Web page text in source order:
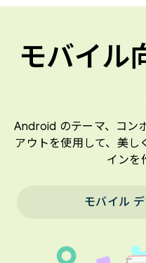
モバイル
Android のテーマ、コン
アウトを使用して、美し
インを
モバイル